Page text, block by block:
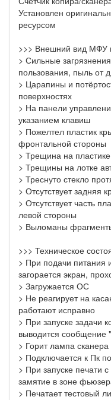
Установлен
ресурсом
>>> Внешний вид МФУ
> Сильные
пользования, пыль от
> Царапины и
поверхностях
> На панели
указанием клавиш
> Пожелтел пластик
фронтальной стороны
> Трещина на
> Трещины на лотке
> Треснуто стекло
> Отсутствует задняя
> Отсутствует часть
левой стороны
> Выломаны
>>> Техническое
> При подачи питания
загорается экран,
> Загружается ОС
> Не реагирует на
работают исправно
> При запуске задачи
выводится сообщение
> Горит лампа сканера
> Подключается к Пк
> При запуске печати
замятие в зоне
> Печатает тестовый